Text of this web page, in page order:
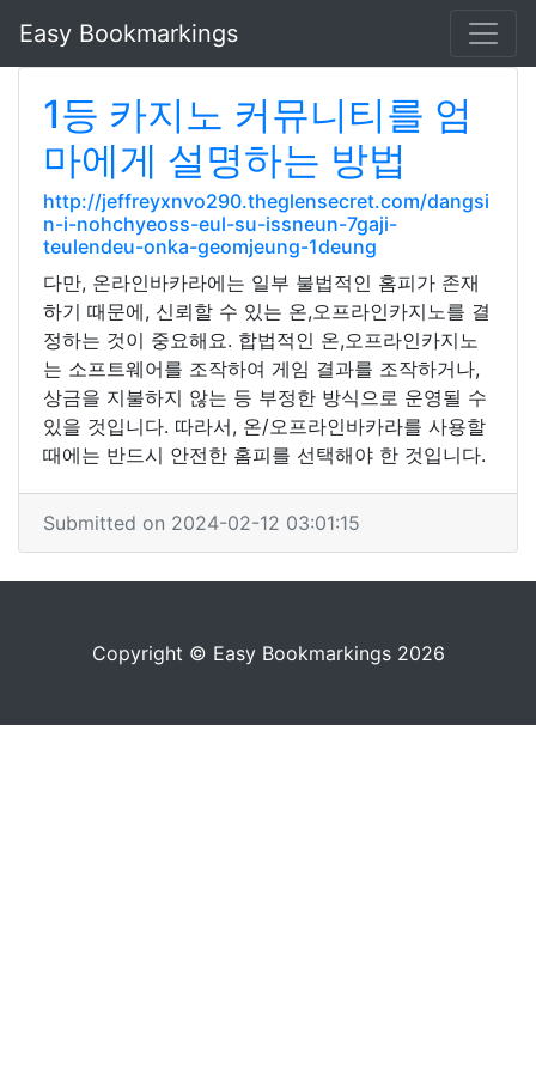
Easy Bookmarkings
1등 카지노 커뮤니티를 엄
마에게 설명하는 방법
http://jeffreyxnvo290.theglensecret.com/dangsi
n-i-nohchyeoss-eul-su-issneun-7gaji-
teulendeu-onka-geomjeung-1deung
다만, 온라인바카라에는 일부 불법적인 홈피가 존재
하기 때문에, 신뢰할 수 있는 온,오프라인카지노를 결
정하는 것이 중요해요. 합법적인 온,오프라인카지노
는 소프트웨어를 조작하여 게임 결과를 조작하거나,
상금을 지불하지 않는 등 부정한 방식으로 운영될 수
있을 것입니다. 따라서, 온/오프라인바카라를 사용할
때에는 반드시 안전한 홈피를 선택해야 한 것입니다.
Submitted on 2024-02-12 03:01:15
Copyright © Easy Bookmarkings 2026